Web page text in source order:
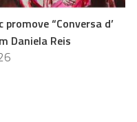
promove “Conversa d’
Daniela Reis